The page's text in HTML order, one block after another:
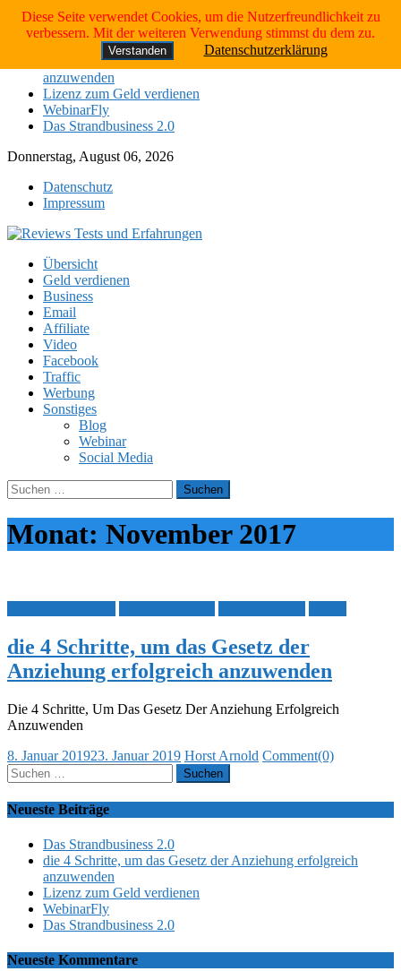
Skip
Neueste Tests:
Das Strandbusiness 2.0
die 4 Schritte, um das Gesetz der Anziehung erfolgreich
anzuwenden
Lizenz zum Geld verdienen
WebinarFly
Das Strandbusiness 2.0
Donnerstag, August 06, 2026
Datenschutz
Impressum
Übersicht
Geld verdienen
Business
Email
Affiliate
Video
Facebook
Traffic
Werbung
Sonstiges
Blog
Webinar
Social Media
Suchen
nach:
Monat: November 2017
die 4 Schritte, um das Gesetz der
Anziehung erfolgreich anzuwenden
Die 4 Schritte, Um Das Gesetz Der Anziehung Erfolgreich
Anzuwenden
Posted
on
8. Januar 201923. Januar 2019 Author
Horst Arnold Comment(0)
Suchen
nach:
Neueste Beiträge
Das Strandbusiness 2.0
die 4 Schritte, um das Gesetz der Anziehung erfolgreich
anzuwenden
Lizenz zum Geld verdienen
WebinarFly
Das Strandbusiness 2.0
Neueste Kommentare
Diese Seite verwendet Cookies, um die Nutzerfreundlichkeit zu
verbessern. Mit der weiteren Verwendung stimmst du dem zu.
Verstanden Datenschutzerklärung